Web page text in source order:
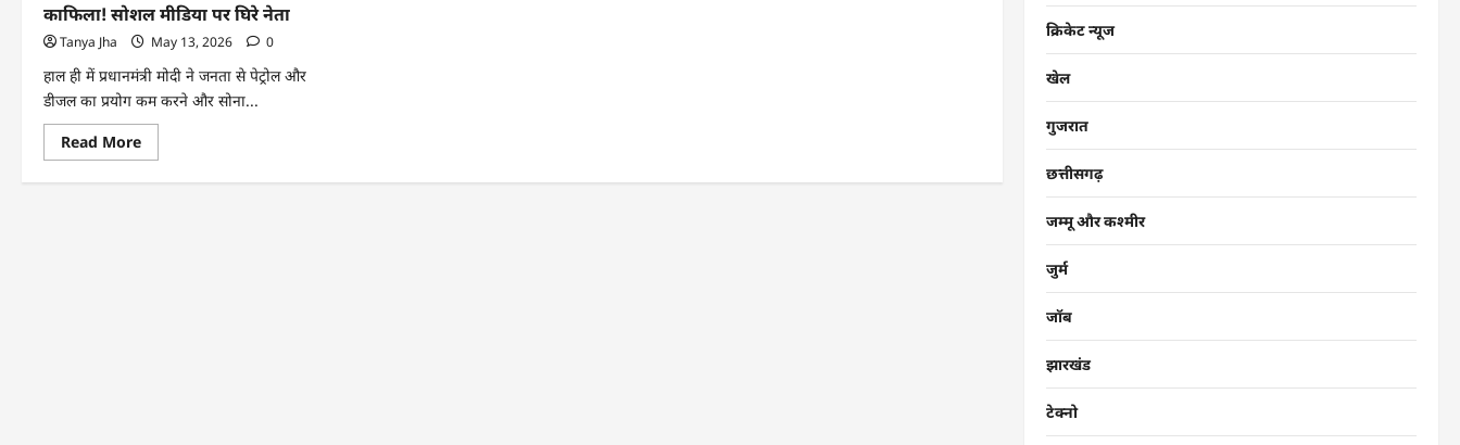
काफिला! सोशल मीडिया पर घिरे नेता
Tanya Jha May 13, 2026 0
हाल ही में प्रधानमंत्री मोदी ने जनता से पेट्रोल और
डीजल का प्रयोग कम करने और सोना...
Read More
क्रिकेट न्यूज
खेल
गुजरात
छत्तीसगढ़
जम्मू और कश्मीर
जुर्म
जॉब
झारखंड
टेक्नो